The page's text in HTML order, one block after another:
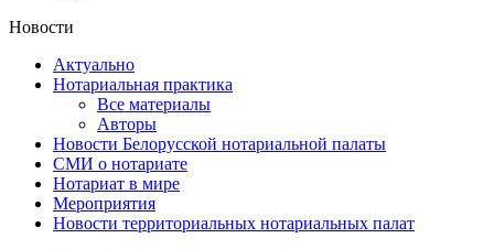
Новости
Актуально
Нотариальная практика
Все материалы
Авторы
Новости Белорусской нотариальной палаты
СМИ о нотариате
Нотариат в мире
Мероприятия
Новости территориальных нотариальных палат